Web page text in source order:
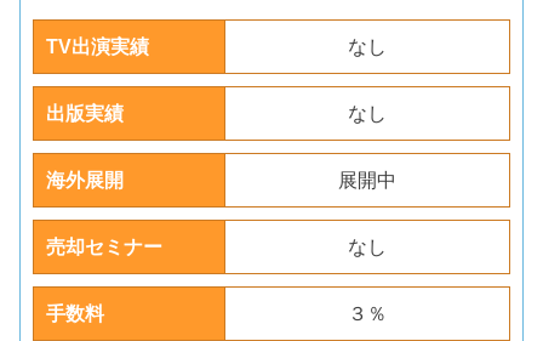
TV出演実績 なし
出版実績 なし
海外展開 展開中
売却セミナー なし
手数料 ３％